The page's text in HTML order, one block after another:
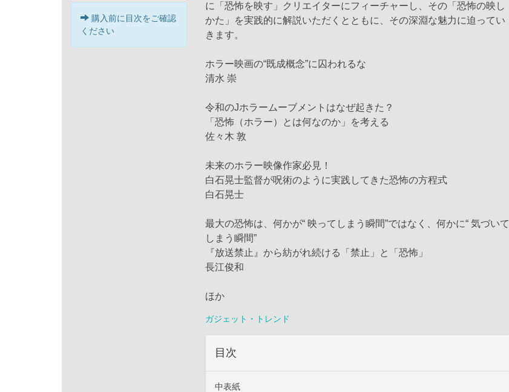
購入前に目次をご確認
ください
に「恐怖を映す」クリエイターにフィーチャーし、その「恐怖の映し
かた」を実践的に解説いただくとともに、その深淵な魅力に迫ってい
きます。
ホラー映画の“既成概念”に囚われるな
清水 崇
令和のJホラームーブメントはなぜ起きた？
「恐怖（ホラー）とは何なのか」を考える
佐々木 敦
未来のホラー映像作家必見！
白石晃士監督が呪術のように実践してきた恐怖の方程式
白石晃士
最大の恐怖は、何かが“ 映ってしまう瞬間”ではなく、何かに“ 気づいて
しまう瞬間”
『放送禁止』から紡がれ続ける「禁止」と「恐怖」
長江俊和
ほか
ガジェット・トレンド
目次
中表紙